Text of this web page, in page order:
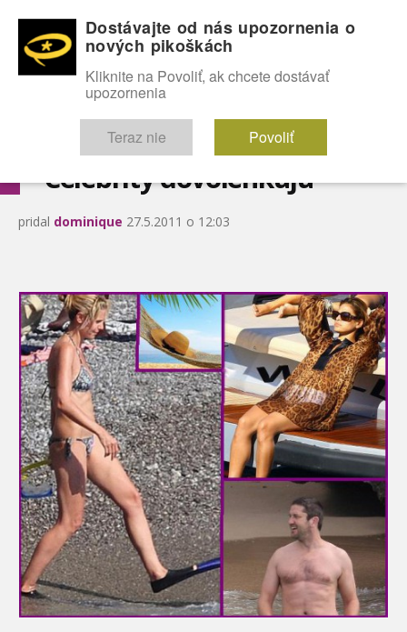
OMG! SEXICE
Celebrity dovolenkujú
pridal dominique 27.5.2011 o 12:03
Dostávajte od nás upozornenia o
nových pikoškách
Kliknite na Povoliť, ak chcete dostávať
upozornenia
Teraz nie Povoliť